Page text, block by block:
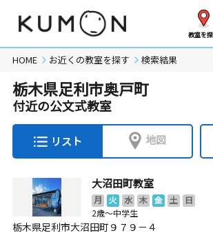
教室を
HOME お近くの教室を探す 検索結果
栃木県足利市奥戸町
付近の公文式教室
リスト 地図
大沼田町教室
月 火 水 木 金 土
日
2歳～中学生
栃木県足利市大沼田町９７９－４